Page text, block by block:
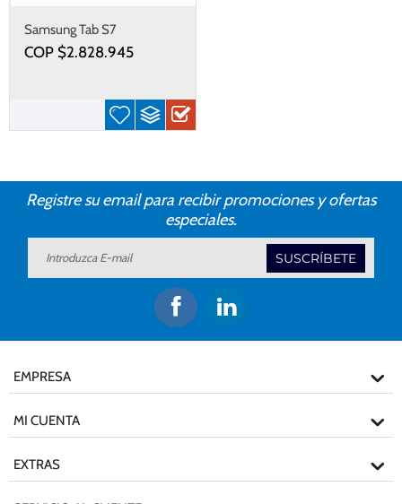
Samsung Tab S7
COP $2.828.945
Registre su email para recibir promociones y ofertas
especiales.
SUSCRÍBETE
EMPRESA
MI CUENTA
EXTRAS